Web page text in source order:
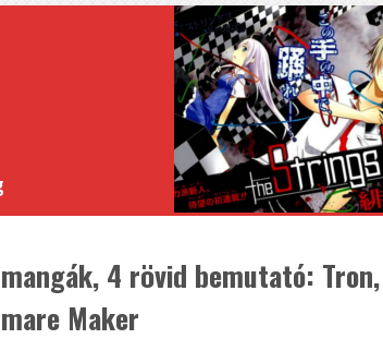
4 rövid bemutató:
Maker